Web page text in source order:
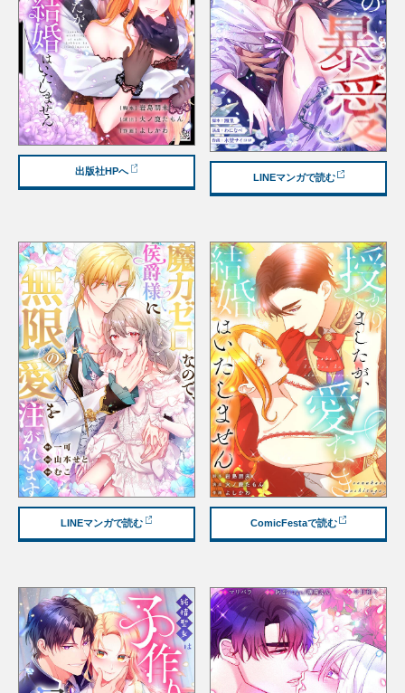
出版社HPへ
LINEマンガで読む
LINEマンガで読む ComicFestaで読む